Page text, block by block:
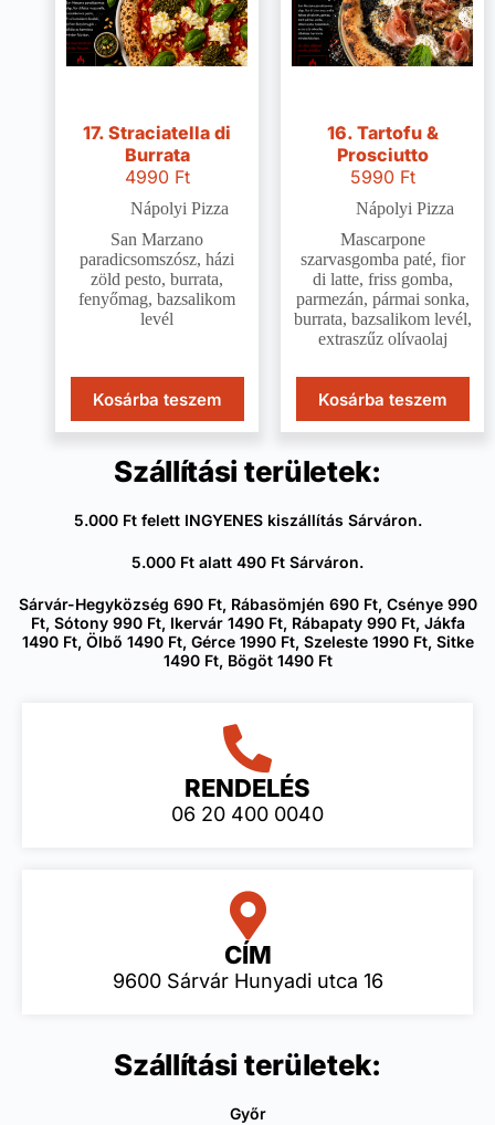
17. Straciatella di
Burrata
4990 Ft
Nápolyi Pizza
San Marzano
paradicsomszósz, házi
zöld pesto, burrata,
fenyőmag, bazsalikom
levél
Kosárba teszem
16. Tartofu &
Prosciutto
5990 Ft
Nápolyi Pizza
Mascarpone
szarvasgomba paté, fior
di latte, friss gomba,
parmezán, pármai sonka,
burrata, bazsalikom levél,
extraszűz olívaolaj
Kosárba teszem
Szállítási területek:
5.000 Ft felett INGYENES kiszállítás Sárváron.
5.000 Ft alatt 490 Ft Sárváron.
Sárvár-Hegyközség 690 Ft, Rábasömjén 690 Ft, Csénye 990
Ft, Sótony 990 Ft, Ikervár 1490 Ft, Rábapaty 990 Ft, Jákfa
1490 Ft, Ölbő 1490 Ft, Gérce 1990 Ft, Szeleste 1990 Ft, Sitke
1490 Ft, Bögöt 1490 Ft
RENDELÉS
06 20 400 0040
CÍM
9600 Sárvár Hunyadi utca 16
Szállítási területek:
Győr